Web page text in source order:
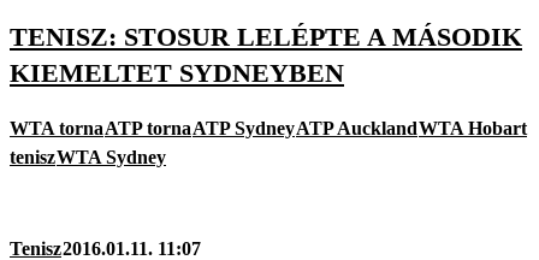
TENISZ: STOSUR LELÉPTE A MÁSODIK
KIEMELTET SYDNEYBEN
WTA tornaATP tornaATP SydneyATP AucklandWTA Hobart
teniszWTA Sydney
Tenisz2016.01.11. 11:07